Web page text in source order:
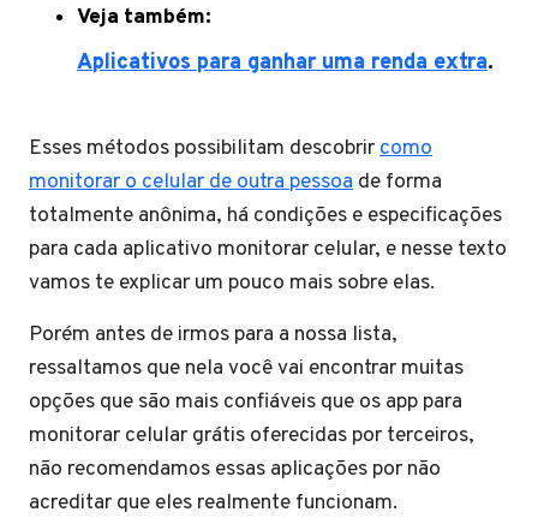
Veja também:
Aplicativos para ganhar uma renda extra.
Esses métodos possibilitam descobrircomo
monitorar o celular de outra pessoa de forma
totalmente anônima, há condições e especificações
para cada aplicativo monitorar celular, e nesse texto
vamos te explicar um pouco mais sobre elas.
Porém antes de irmos para a nossa lista,
ressaltamos que nela você vai encontrar muitas
opções que são mais confiáveis que os app para
monitorar celular grátis oferecidas por terceiros,
não recomendamos essas aplicações por não
acreditar que eles realmente funcionam.